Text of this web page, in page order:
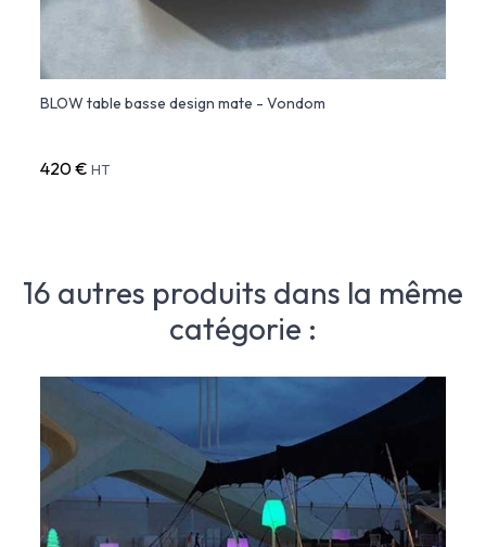
BLOW table basse design mate - Vondom
420 € HT
16 autres produits dans la même
catégorie :